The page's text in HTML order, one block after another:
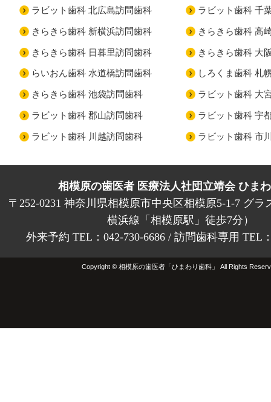
ラビット歯科 北広島訪問歯科 ラビット歯科 千
きらきら歯科 新横浜訪問歯科 きらきら歯科 高
きらきら歯科 日暮里訪問歯科 きらきら歯科 大
らいおん歯科 水道橋訪問歯科 しろくま歯科 札
きらきら歯科 池袋訪問歯科 ラビット歯科 大
ラビット歯科 郡山訪問歯科 ラビット歯科 宇
ラビット歯科 川越訪問歯科 ラビット歯科 市
相模原の歯医者 医療法人社団立靖会 ひま
〒252-0231 神奈川県相模原市中央区相模原5-1-7 グラ
横浜線「相模原駅」徒歩7分）
外来予約 TEL：042-730-6686 / 訪問歯科専用 TEL
Copyright © 相模原の歯医者「ひまわり歯科」 All Rights